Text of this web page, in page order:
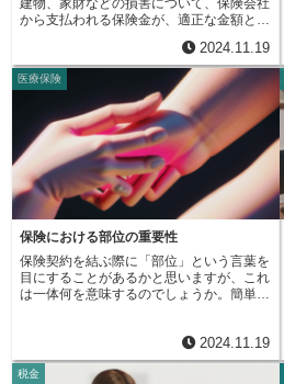
しい説明を受けることができますので、疑
問点があれば気軽に問い合わせてみてくだ
蓄計画や保険の選択をアドバイスします。
また、退職を控えている方であれば、年金
や退職金、老後生活に必要な資金を踏ま
え、安心して暮らせるよう資産運用や生活
設計のアドバイスを行います。お金の不安
は、人生設計において大きな悩みの種とな
ることがあります。将来への漠然とした不
安や、急な出費への対応など、お金に関す
る悩みは尽きません。ファイナンシャルプ
ランナーは、そのような不安を取り除き、
希望に満ちた未来を描けるよう、共に考
え、歩んでくれる心強い味方です。人生と
いう長い道のりを、お金の面で安心して歩
めるように、ファイナンシャルプランナー
は総合的なサポートを提供してくれます。
人生の様々な局面で、お金の専門家である
ファイナンシャルプランナーに相談するこ
とで、より良い選択をし、安心して未来を
迎えられるよう準備できるでしょう。
建物、家財などの損害について、保険会社
から支払われる保険金が、適正な金額とな
遭われた方々が、一日も早く元の生活に戻
れるよう、迅速かつ公平な保険金支払いを
支えています。物損査定人は、事故現場や
修理工場へ直接足を運びます。損害の状況
を自分の目で確かめ、損傷の程度や修理に
必要な方法を細かく確認します。例えば、
車が事故に遭った場合、へこみや傷の大き
さ、深さ、範囲などを調べ、部品の交換が
必要かどうか、修理で直せるかどうかなど
を判断します。損傷の様子は、写真や図面
を使って記録に残し、後からでも状況が分
かるようにします。そして、修理工場など
用を計算します。物損査定人は、事故の状
況を詳しく聞き取る調査も行います。事故
に遭われた方や目撃者から、事故がどのよ
かなどを丁寧に聞き取ります。これらの情
報は、事故の原因や、事故に関わった人そ
れぞれの責任の割合（過失割合）を判断す
2024.11.19
医療保険
保険における部位の重要性
保険契約を結ぶ際に「部位」という言葉を
目にすることがあるかと思いますが、これ
は一体何を意味するのでしょうか。簡単に
といった、人間の身体を構成する一つひと
つが「部位」にあたります。保険には様々
な種類がありますが、特定の部位に注目し
2024.11.19
税金